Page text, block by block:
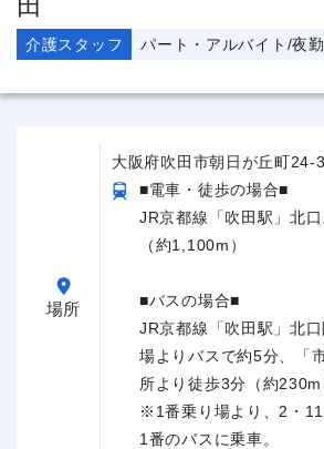
介護スタッフ パート・アルバイト/夜
場所
大阪府吹田市朝日が丘町24-3
■電車・徒歩の場合■
JR京都線「吹田駅」北
（約1,100m）
■バスの場合■
JR京都線「吹田駅」北
場よりバスで約5分、「
所より徒歩3分（約230m
※1番乗り場より、2・
1番のバスに乗車。